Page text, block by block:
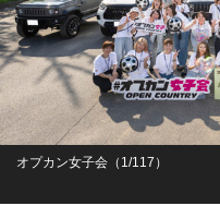
オプカン女子会（1/117）